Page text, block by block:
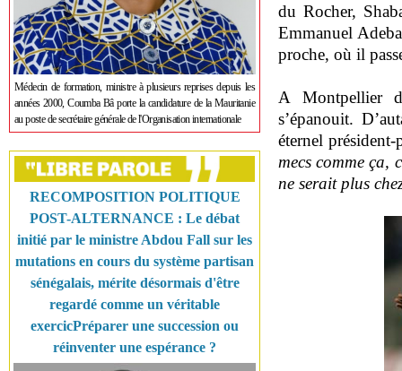
Médecin de formation, ministre à plusieurs reprises depuis les
années 2000, Coumba Bâ porte la candidature de la Mauritanie
au poste de secrétaire générale de l'Organisation internationale
RECOMPOSITION POLITIQUE
POST-ALTERNANCE : Le débat
initié par le ministre Abdou Fall sur les
mutations en cours du système partisan
sénégalais, mérite désormais d'être
regardé comme un véritable
exercicPréparer une succession ou
réinventer une espérance ?
du Rocher,
Emmanuel
proche, où il
A Montpellier
s’épanouit.
éternel président-
mecs comme
ne serait plus